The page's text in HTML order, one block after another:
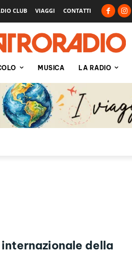
CLUB VIAGGI CONTATTI
MUSICA LA RADIO
della